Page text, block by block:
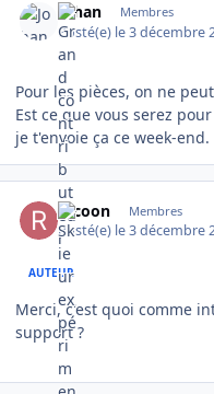
Johan Membres
Posté(e) le 3 décembre
Pour les pièces, on ne
Est ce que vous serez
je t'envoie ça ce week-end.
racoon Membres
Posté(e) le 3 décembre
AUTEUR
comment_2507
Author stats
Merci, c'est quoi comme
support ?